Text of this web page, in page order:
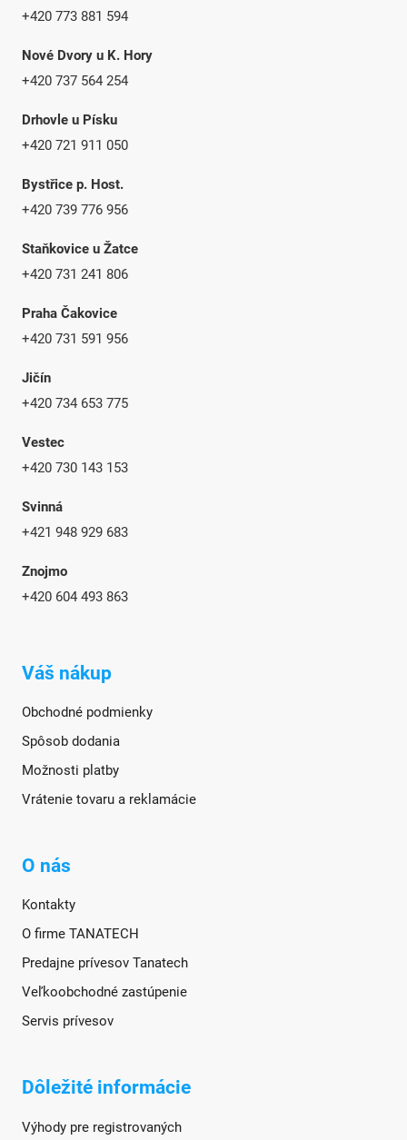
+420 773 881 594
Nové Dvory u K. Hory
+420 737 564 254
Drhovle u Písku
+420 721 911 050
Bystřice p. Host.
+420 739 776 956
Staňkovice u Žatce
+420 731 241 806
Praha Čakovice
+420 731 591 956
Jičín
+420 734 653 775
Vestec
+420 730 143 153
Svinná
+421 948 929 683
Znojmo
+420 604 493 863
Váš nákup
Obchodné podmienky
Spôsob dodania
Možnosti platby
Vrátenie tovaru a reklamácie
O nás
Kontakty
O firme TANATECH
Predajne prívesov Tanatech
Veľkoobchodné zastúpenie
Servis prívesov
Dôležité informácie
Výhody pre registrovaných